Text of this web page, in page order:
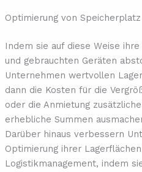
Optimierung von Speicherplatz
Indem sie auf diese Weise
und gebrauchten Geräten
Unternehmen wertvollen
dann die Kosten für die
oder die Anmietung
erhebliche Summen
Darüber hinaus verbessern
Optimierung ihrer
Logistikmanagement, indem